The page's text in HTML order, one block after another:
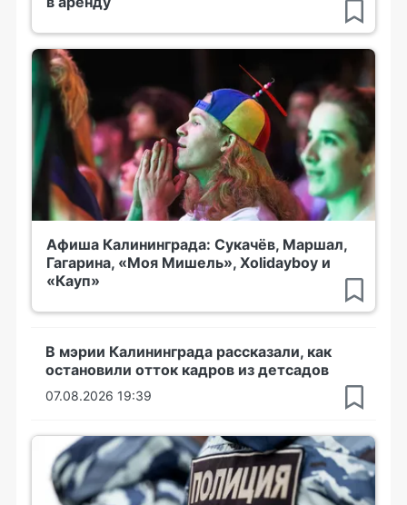
Афиша Калининграда: Сукачёв, Маршал,
Гагарина, «Моя Мишель», Xolidayboy и
«Кауп»
В мэрии Калининграда рассказали, как
остановили отток кадров из детсадов
07.08.2026 19:39